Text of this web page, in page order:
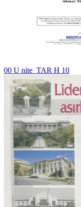
00 U nite_TAR H 10